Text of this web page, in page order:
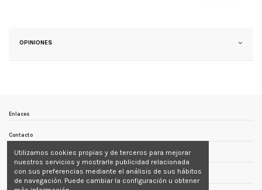
OPINIONES
Enlaces
Contacto
Follow us
Newsletter
Utilizamos cookies propias y de terceros para mejorar
nuestros servicios y mostrarle publicidad relacionada
con sus preferencias mediante el análisis de sus hábitos
de navegación. Puede cambiar la configuración u obtener